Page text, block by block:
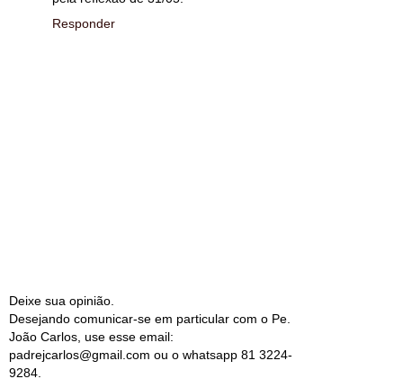
Responder
Deixe sua opinião.
Desejando comunicar-se em particular com o Pe.
João Carlos, use esse email:
padrejcarlos@gmail.com ou o whatsapp 81 3224-
9284.